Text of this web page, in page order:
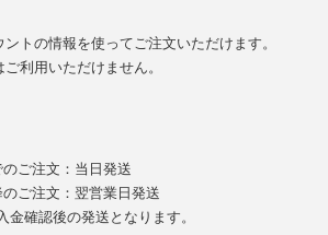
トの情報を使ってご注文いただけます。
利用いただけません。
ご注文：当日発送
ご注文：翌営業日発送
確認後の発送となります。